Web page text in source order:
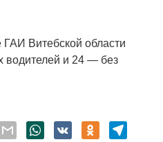
Витебской области
водителей и 24 — без